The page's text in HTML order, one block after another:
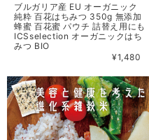
ブルガリア産 EU オーガニック
純粋 百花はちみつ 350g 無添加
蜂蜜 百花蜜 パウチ 詰替え用にも
ICSselection オーガニックはち
みつ BIO
¥1,480